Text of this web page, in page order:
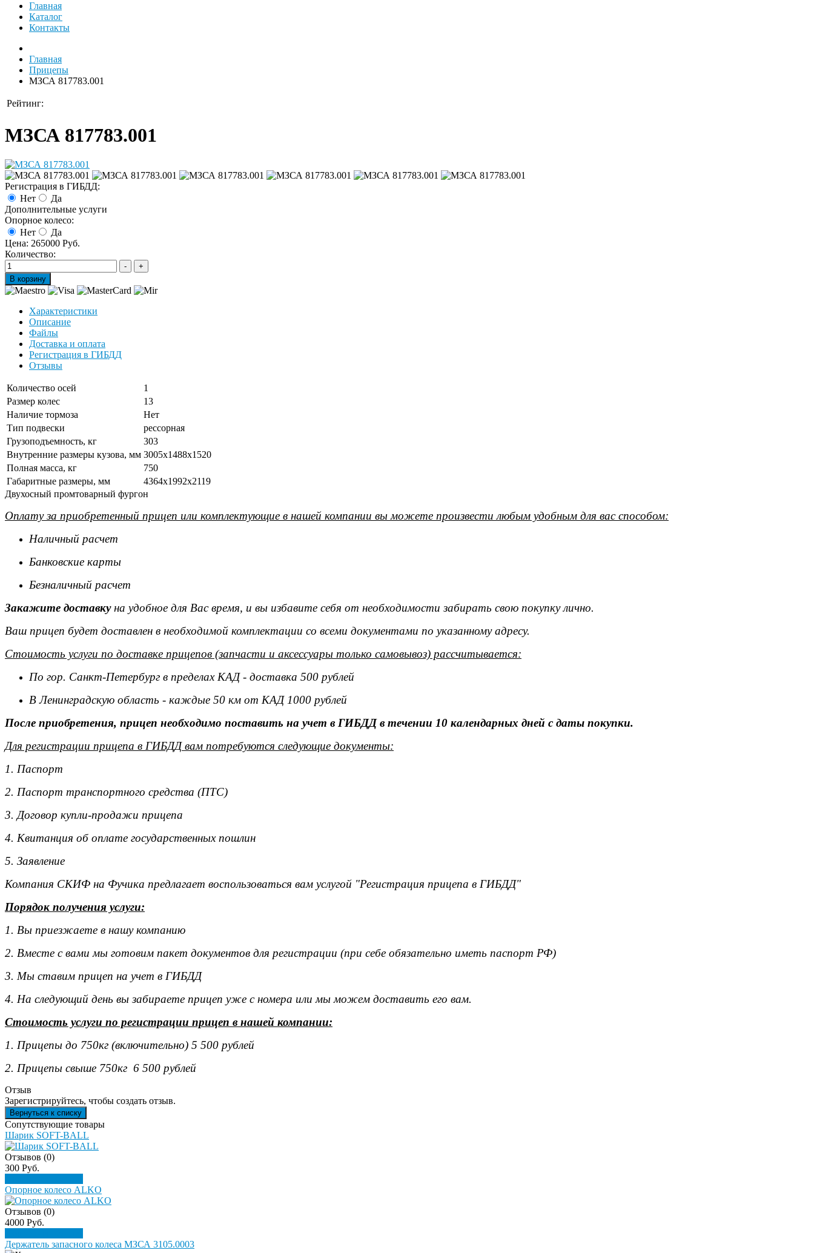
Главная
Каталог
Контакты
Главная
Прицепы
МЗСА 817783.001
Рейтинг:
МЗСА 817783.001
Регистрация в ГИБДД:
Нет
Да
Дополнительные услуги
Опорное колесо:
Нет
Да
Цена: 265000 Руб.
Количество:
Характеристики
Описание
Файлы
Доставка и оплата
Регистрация в ГИБДД
Отзывы
Количество осей
1
Размер колес
13
Наличие тормоза
Нет
Тип подвески
рессорная
Грузоподъемность, кг
303
Внутренние размеры кузова, мм 3005х1488х1520
Полная масса, кг
750
Габаритные размеры, мм
4364х1992х2119
Двухосный промтоварный фургон
Оплату за приобретенный прицеп или комплектующие в нашей компании вы можете произвести любым удобным для вас способом:
Наличный расчет
Банковские карты
Безналичный расчет
Закажите доставкуна удобное для Вас время, и вы избавите себя от необходимости забирать свою покупку лично.
Ваш прицеп будет доставлен в необходимой комплектации со всеми документами по указанному адресу.
Стоимость услуги по доставке прицепов (запчасти и аксессуары только самовывоз) рассчитывается:
По гор. Санкт-Петербург в пределах КАД - доставка 500 рублей
В Ленинградскую область - каждые 50 км от КАД 1000 рублей
После приобретения, прицеп необходимо поставить на учет в ГИБДД в течении 10 календарных дней с даты покупки.
Для регистрации прицепа в ГИБДД вам потребуются следующие документы:
1. Паспорт
2. Паспорт транспортного средства (ПТС)
3. Договор купли-продажи прицепа
4. Квитанция об оплате государственных пошлин
5. Заявление
Компания СКИФ на Фучика предлагает воспользоваться вам услугой "Регистрация прицепа в ГИБДД"
Порядок получения услуги:
1. Вы приезжаете в нашу компанию
2. Вместе с вами мы готовим пакет документов для регистрации (при себе обязательно иметь паспорт РФ)
3. Мы ставим прицеп на учет в ГИБДД
4. На следующий день вы забираете прицеп уже с номера или мы можем доставить его вам.
Стоимость услуги по регистрации прицеп в нашей компании:
1. Прицепы до 750кг (включительно) 5 500 рублей
2. Прицепы свыше 750кг 6 500 рублей
Отзыв
Зарегистрируйтесь, чтобы создать отзыв.
Сопутствующие товары
Шарик SOFT-BALL
Отзывов (0)
300 Руб.
Опорное колесо ALKO
Отзывов (0)
4000 Руб.
Держатель запасного колеса МЗСА 3105.0003